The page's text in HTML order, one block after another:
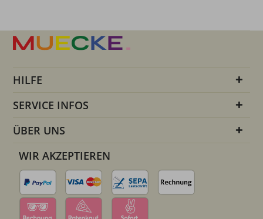
HILFE
SERVICE INFOS
ÜBER UNS
WIR AKZEPTIEREN